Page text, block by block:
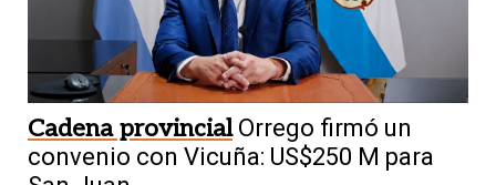
Cadena provincial Orrego firmó un
convenio con Vicuña: US$250 M para